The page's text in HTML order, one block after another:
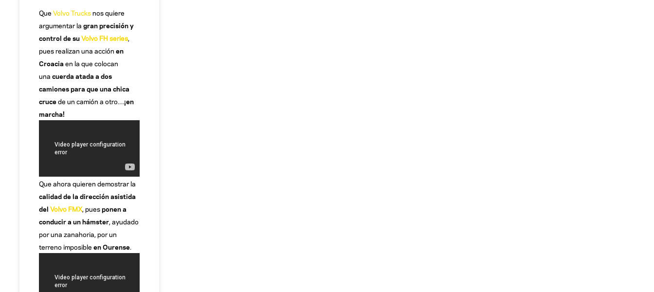
Que Volvo Trucksnos quiere
argumentar la gran precisión y
control de suVolvo FH series,
pues realizan una acción en
Croacia en la que colocan
una cuerda atada a dos
camiones para que una chica
crucede un camión a otro…¡en
marcha!
Que ahora quieren demostrar la
calidad de la dirección asistida
del Volvo FMX, puesponen a
conducir a un hámster , ayudado
por una zanahoria, por un
terreno imposible en Ourense